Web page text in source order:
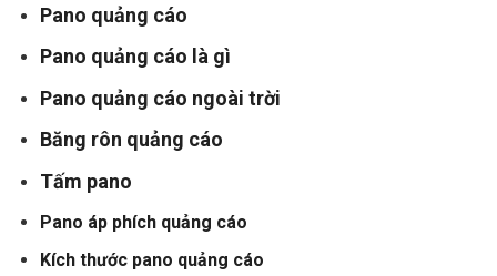
Pano quảng cáo
Pano quảng cáo là gì
Pano quảng cáo ngoài trời
Băng rôn quảng cáo
Tấm pano
Pano áp phích quảng cáo
Kích thước pano quảng cáo